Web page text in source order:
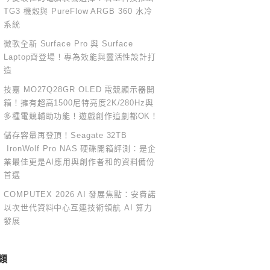
TG3 機殼與 PureFlow ARGB 360 水冷
系統
微軟全新 Surface Pro 與 Surface
Laptop齊登場！專為效能與靈活性設計打
造
技嘉 MO27Q28GR OLED 電競顯示器開
箱！擁有超高1500尼特亮度2K/280Hz與
多種電競輔助功能！遊戲創作追劇都OK！
儲存容量再登頂！Seagate 32TB
IronWolf Pro NAS 硬碟開箱評測：是企
業最佳更是AI應用與創作者和的資料備份
首選
COMPUTEX 2026 AI 發展焦點：安費諾
以次世代資料中心互連技術領航 AI 算力
發展